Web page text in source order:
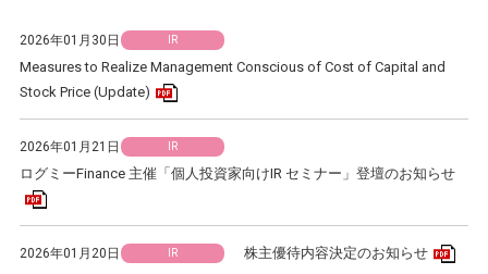
2026年01月30日 IR
Measures to Realize Management Conscious of Cost of Capital and
Stock Price (Update)
2026年01月21日 IR
ログミーFinance 主催「個人投資家向けIR セミナー」登壇のお知らせ
2026年01月20日 IR 株主優待内容決定のお知らせ